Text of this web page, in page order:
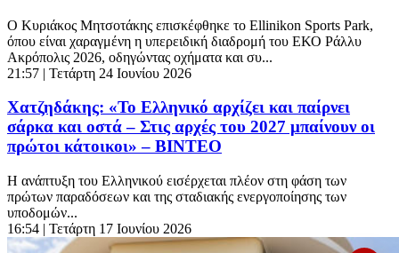
Ο Κυριάκος Μητσοτάκης επισκέφθηκε το Ellinikon Sports Park,
όπου είναι χαραγμένη η υπερειδική διαδρομή του ΕΚΟ Ράλλυ
Ακρόπολις 2026, οδηγώντας οχήματα και συ...
21:57 | Τετάρτη 24 Ιουνίου 2026
Χατζηδάκης: «Το Ελληνικό αρχίζει και παίρνει
σάρκα και οστά – Στις αρχές του 2027 μπαίνουν οι
πρώτοι κάτοικοι» – ΒΙΝΤΕΟ
Η ανάπτυξη του Ελληνικού εισέρχεται πλέον στη φάση των
πρώτων παραδόσεων και της σταδιακής ενεργοποίησης των
υποδομών...
16:54 | Τετάρτη 17 Ιουνίου 2026